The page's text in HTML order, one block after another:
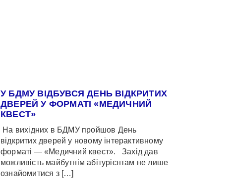
У БДМУ ВІДБУВСЯ ДЕНЬ ВІДКРИТИХ
ДВЕРЕЙ У ФОРМАТІ «МЕДИЧНИЙ
КВЕСТ»
На вихідних в БДМУ пройшов День
відкритих дверей у новому інтерактивному
форматі — «Медичний квест». Захід дав
можливість майбутнім абітурієнтам не лише
ознайомитися з […]